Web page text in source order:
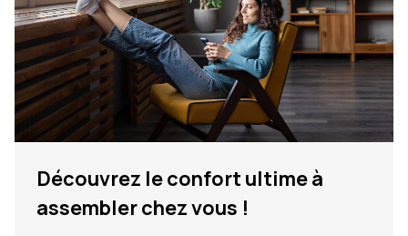
Découvrez le confort ultime à
assembler chez vous !